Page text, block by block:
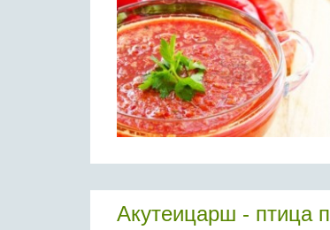
Акутеицарш - птица